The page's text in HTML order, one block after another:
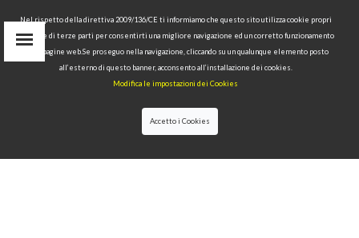
COLLECTIONS>CENTO>WASHBASIN
Nel rispetto della direttiva 2009/136/CE ti informiamo che questo sito utilizza cookie propri
tecnici e di terze parti per consentirti una migliore navigazione ed un corretto funzionamento
delle pagine web.Se proseguo nella navigazione, cliccando su un qualunque elemento posto
all’esterno di questo banner, acconsento all’installazione dei cookies.
Modifica le impostazioni dei Cookies
Accetto i Cookies